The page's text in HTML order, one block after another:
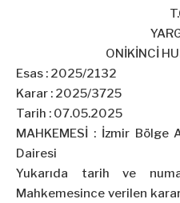
ONİKİNCİ
Esas : 2025/2132
Karar : 2025/3725
Tarih : 07.05.2025
MAHKEMESİ : İzmir
Dairesi
Yukarıda tarih ve
Mahkemesince verilen